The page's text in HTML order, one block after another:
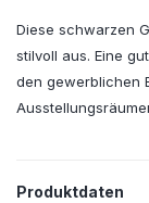
Diese schwarzen
stilvoll aus. Eine
den gewerblichen
Produktdaten